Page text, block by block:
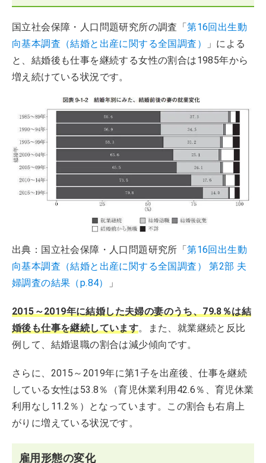
国立社会保障・人口問題研究所の調査「第16回出生動
向基本調査（結婚と出産に関する全国調査）
」による
と、結婚後も仕事を継続する女性の割合は1985年から
増え続けている状況です。
出典：国立社会保障・人口問題研究所「第16回出生動
向基本調査（結婚と出産に関する全国調査） 第2部 夫
婦調査の結果（p.84）
」
2015～2019年に結婚した夫婦の妻のうち、79.8％は結
婚後も仕事を継続しています。また、就業継続と反比
例して、結婚退職の割合は減少傾向です。
さらに、2015～2019年に第1子を出産後、仕事を継続
している女性は53.8％（育児休業利用42.6％、育児休業
利用なし11.2％）となっています。この割合も右肩上
がりに増えている状況です。
雇用形態の変化